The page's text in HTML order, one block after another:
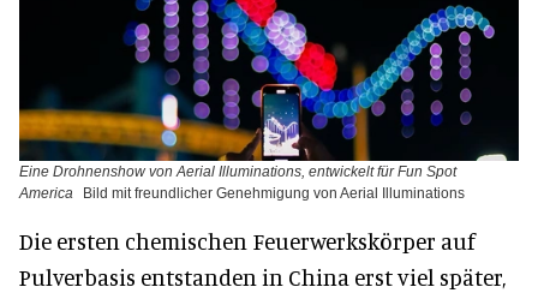
Eine Drohnenshow von Aerial Illuminations, entwickelt für Fun Spot
America
Bild mit freundlicher Genehmigung von Aerial Illuminations
Die ersten chemischen Feuerwerkskörper auf
Pulverbasis entstanden in China erst viel später,